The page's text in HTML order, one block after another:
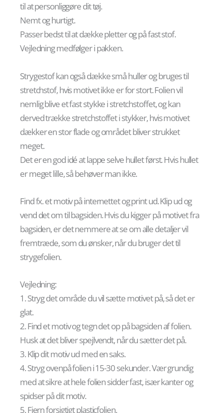
til at personliggøre dit tøj.
Nemt og hurtigt.
Passer bedst til at dække pletter og på fast stof.
Vejledning medfølger i pakken.
Strygestof kan også dække små huller og bruges til
stretchstof, hvis motivet ikke er for stort. Folien vil
nemlig blive et fast stykke i stretchstoffet, og kan
derved trække stretchstoffet i stykker, hvis motivet
dækker en stor flade og området bliver strukket
meget.
Det er en god idé at lappe selve hullet først. Hvis hullet
er meget lille, så behøver man ikke.
Find fx. et motiv på internettet og print ud. Klip ud og
vend det om til bagsiden. Hvis du kigger på motivet fra
bagsiden, er det nemmere at se om alle detaljer vil
fremtræde, som du ønsker, når du bruger det til
strygefolien.
Vejledning:
1. Stryg det område du vil sætte motivet på, så det er
glat.
2. Find et motiv og tegn det op på bagsiden af folien.
Husk at det bliver spejlvendt, når du sætter det på.
3. Klip dit motiv ud med en saks.
4. Stryg ovenpå folien i 15-30 sekunder. Vær grundig
med at sikre at hele folien sidder fast, især kanter og
spidser på dit motiv.
5. Fjern forsigtigt plasticfolien.